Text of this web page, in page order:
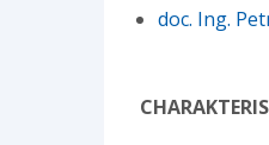
doc. Ing.